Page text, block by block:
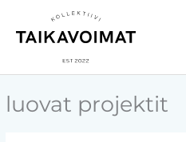
luovat projektit